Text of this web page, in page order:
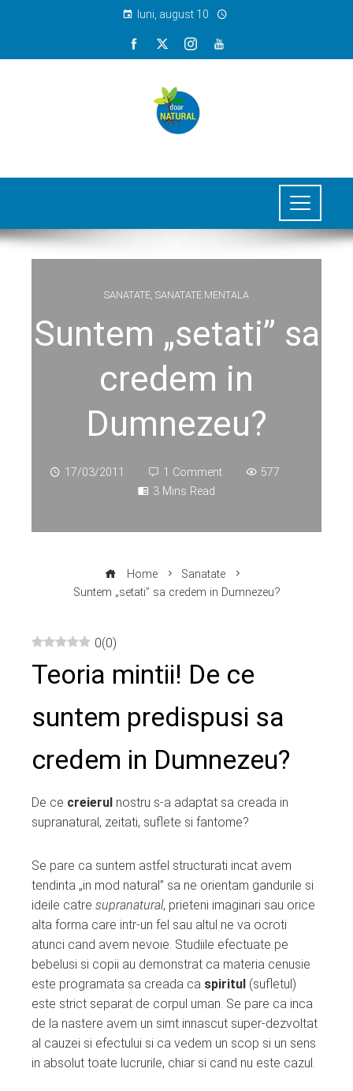
luni, august 10
SANATATE SANATATE MENTALA
Suntem „setati” sa
credem in
Dumnezeu?
17/03/2011 1 Comment
577
3 Mins Read
Home
Sanatate
Suntem „setati” sa credem in Dumnezeu?
0(0)
Teoria mintii! De ce
suntem predispusi sa
credem in Dumnezeu?
De ce creierul nostru s-a adaptat sa creada in
supranatural, zeitati, suflete si fantome?
Se pare ca suntem astfel structurati incat avem
tendinta „in mod natural” sa ne orientam gandurile si
ideile catre supranatural, prieteni imaginari sau orice
alta forma care intr-un fel sau altul ne va ocroti
atunci cand avem nevoie. Studiile efectuate pe
bebelusi si copii au demonstrat ca materia cenusie
este programata sa creada ca spiritul (sufletul)
este strict separat de corpul uman. Se pare ca inca
de la nastere avem un simt innascut super-dezvoltat
al cauzei si efectului si ca vedem un scop si un sens
in absolut toate lucrurile, chiar si cand nu este cazul.